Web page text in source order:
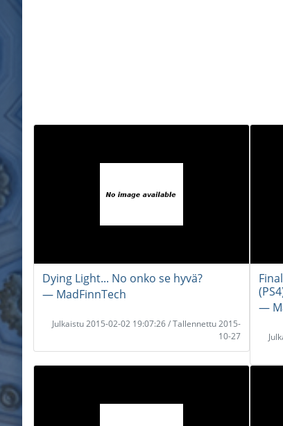
Dying Light... No onko se hyvä?
― MadFinnTech
Julkaistu 2015-02-02 19:07:26 / Tallennettu 2015-
10-27
―